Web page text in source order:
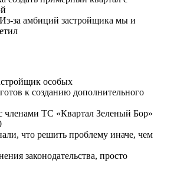
за амбиций застройщика мы и
особых
к созданию дополнительного
членами ТС «Квартал Зеленый Бор»
что решить проблему иначе, чем
законодательства, просто